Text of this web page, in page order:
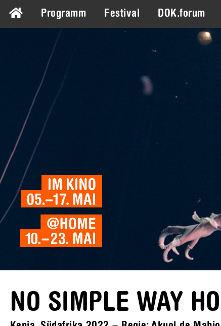
Programm Festival DOK.forum
NO SIMPLE WAY